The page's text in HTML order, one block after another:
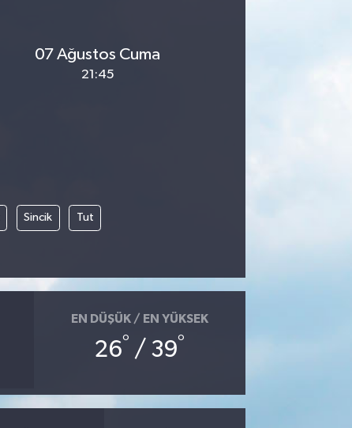
07 Ağustos Cuma
21:45
Sincik Tut
EN DÜŞÜK / EN YÜKSEK
26° / 39°